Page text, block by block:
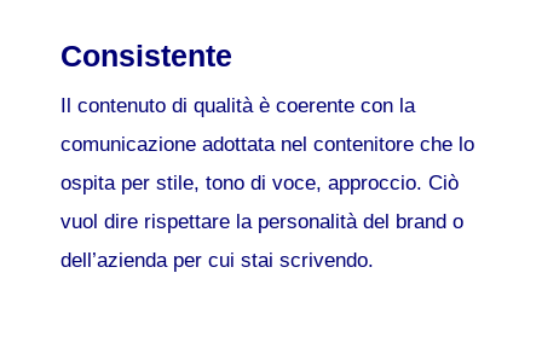
Consistente
Il contenuto di qualità è coerente con la
comunicazione adottata nel contenitore che lo
ospita per stile, tono di voce, approccio. Ciò
vuol dire rispettare la personalità del brand o
dell’azienda per cui stai scrivendo.